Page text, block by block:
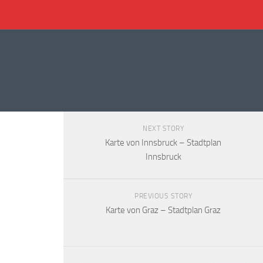
NEXT STORY
Karte von Innsbruck – Stadtplan
Innsbruck
PREVIOUS STORY
Karte von Graz – Stadtplan Graz